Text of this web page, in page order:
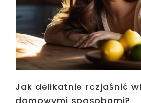
Jak delikatnie rozjaśnić
domowymi sposobami?